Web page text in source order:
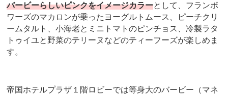
バービーらしいピンクをイメージカラーとして、フランボ
ワーズのマカロンが乗ったヨーグルトムース、ピーチクリ
ームタルト、小海老とミニトマトのピンチョス、冷製ラタ
トゥイユと野菜のテリーヌなどのティーフーズが楽しめま
す。
帝国ホテルプラザ１階ロビーでは等身大のバービー（マネ